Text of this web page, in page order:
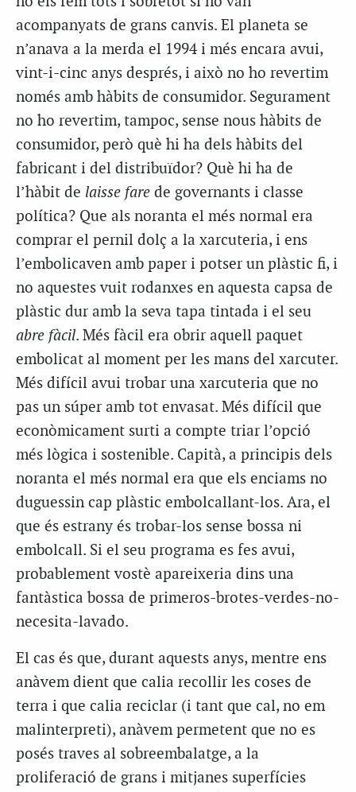
acompanyats de grans canvis. El planeta se
n’anava a la merda el 1994 i més encara avui,
vint-i-cinc anys després, i això no ho revertim
només amb hàbits de consumidor. Segurament
no ho revertim, tampoc, sense nous hàbits de
consumidor, però què hi ha dels hàbits del
fabricant i del distribuïdor? Què hi ha de
l’hàbit de laisse fare de governants i classe
política? Que als noranta el més normal era
comprar el pernil dolç a la xarcuteria, i ens
l’embolicaven amb paper i potser un plàstic fi, i
no aquestes vuit rodanxes en aquesta capsa de
plàstic dur amb la seva tapa tintada i el seu
abre fàcil. Més fàcil era obrir aquell paquet
embolicat al moment per les mans del xarcuter.
Més difícil avui trobar una xarcuteria que no
pas un súper amb tot envasat. Més difícil que
econòmicament surti a compte triar l’opció
més lògica i sostenible. Capità, a principis dels
noranta el més normal era que els enciams no
duguessin cap plàstic embolcallant-los. Ara, el
que és estrany és trobar-los sense bossa ni
embolcall. Si el seu programa es fes avui,
probablement vostè apareixeria dins una
fantàstica bossa de primeros-brotes-verdes-no-
necesita-lavado.
El cas és que, durant aquests anys, mentre ens
anàvem dient que calia recollir les coses de
terra i que calia reciclar (i tant que cal, no em
malinterpreti), anàvem permetent que no es
posés traves al sobreembalatge, a la
proliferació de grans i mitjanes superfícies